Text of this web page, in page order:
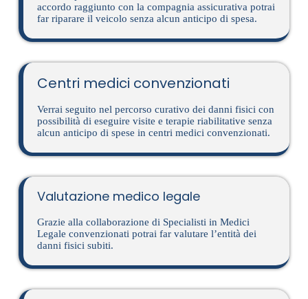
accordo raggiunto con la compagnia assicurativa potrai
far riparare il veicolo senza alcun anticipo di spesa.
Centri medici convenzionati
Verrai seguito nel percorso curativo dei danni fisici con
possibilità di eseguire visite e terapie riabilitative senza
alcun anticipo di spese in centri medici convenzionati.
Valutazione medico legale
Grazie alla collaborazione di Specialisti in Medici
Legale convenzionati potrai far valutare l’entità dei
danni fisici subiti.